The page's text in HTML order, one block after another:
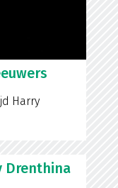
Harry
Drenthina